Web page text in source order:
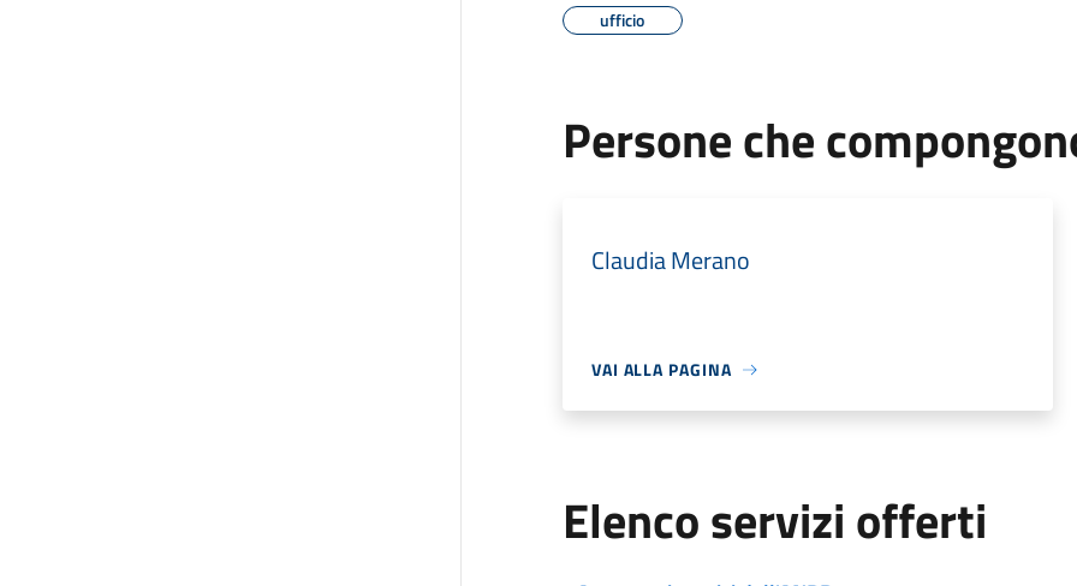
ufficio
Persone che
Claudia Merano
VAI ALLA PAGINA
Elenco servizi offerti